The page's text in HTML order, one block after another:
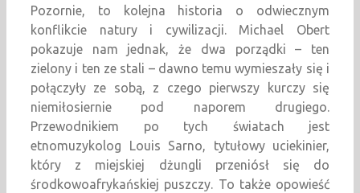
Pozornie, to kolejna historia o odwiecznym
konflikcie natury i cywilizacji. Michael Obert
pokazuje nam jednak, że dwa porządki – ten
zielony i ten ze stali – dawno temu wymieszały się i
połączyły ze sobą, z czego pierwszy kurczy się
niemiłosiernie pod naporem drugiego.
Przewodnikiem po tych światach jest
etnomuzykolog Louis Sarno, tytułowy uciekinier,
który z miejskiej dżungli przeniósł się do
środkowoafrykańskiej puszczy. To także opowieść